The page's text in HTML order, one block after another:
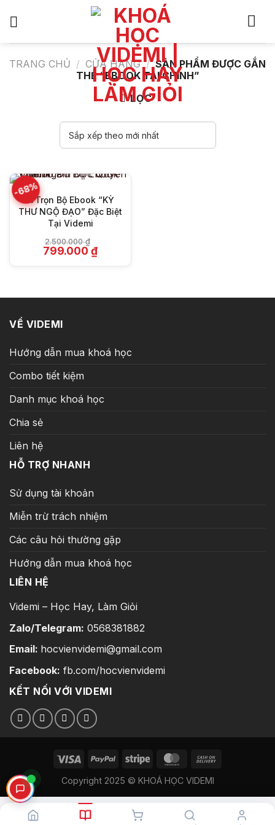
TRANG CHỦ / CỬA HÀNG / SẢN PHẨM ĐƯỢC GẮN
THẺ “EBOOK TÀI CHÍNH”
LỌC
-68%
🔥Trọn Bộ Ebook “KỲ
THƯ NGỘ ĐẠO” Đặc Biệt
Tại Videmi
2.500.000₫
Giá
gốc
799.000 ₫Giá
VỀ VIDEMI
Hướng dẫn mua khoá học
Combo tiết kiệm
Danh mục khoá học
Chia sẻ
Liên hệ
HỖ TRỢ NHANH
Sử dụng tài khoản
Miễn trừ trách nhiệm
Các câu hỏi thường gặp
Hướng dẫn mua khoá học
LIÊN HỆ
Videmi – Học Hay, Làm Giỏi
Zalo/Telegram: 0568381882
Email: hocvienvidemi@gmail.com
Facebook: fb.com/hocvienvidemi
KẾT NỐI VỚI VIDEMI
Copyright 2025 © KHOÁ HỌC VIDEMI